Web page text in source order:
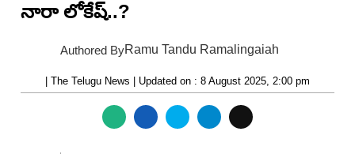
నారా లోకేష్..?
Authored ByRamu Tandu Ramalingaiah
| The Telugu News | Updated on : 8 August 2025, 2:00 pm